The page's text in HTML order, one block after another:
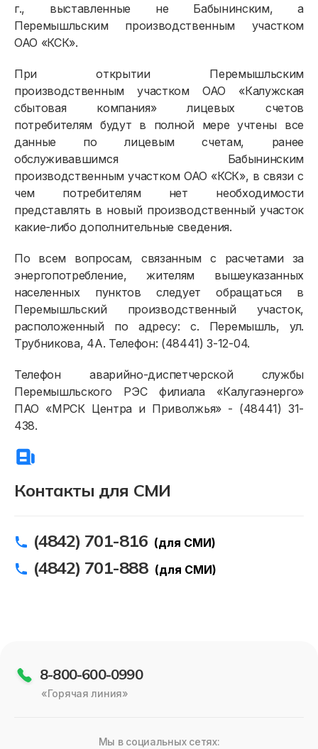
Контакты для СМИ
(4842) 701-816 (для СМИ)
(4842) 701-888 (для СМИ)
г., выставленные не Бабынинским, а
Перемышльским производственным участком
ОАО «КСК».
При открытии Перемышльским
производственным участком ОАО «Калужская
сбытовая компания» лицевых счетов
потребителям будут в полной мере учтены все
данные по лицевым счетам, ранее
обслуживавшимся Бабынинским
производственным участком ОАО «КСК», в связи с
чем потребителям нет необходимости
представлять в новый производственный участок
какие-либо дополнительные сведения.
По всем вопросам, связанным с расчетами за
энергопотребление, жителям вышеуказанных
населенных пунктов следует обращаться в
Перемышльский производственный участок,
расположенный по адресу: с. Перемышль, ул.
Трубникова, 4А. Телефон: (48441) 3-12-04.
Телефон аварийно-диспетчерской службы
Перемышльского РЭС филиала «Калугаэнерго»
ПАО «МРСК Центра и Приволжья» - (48441) 31-
438.
8-800-600-0990
«Горячая линия»
Мы в социальных сетях:
Физическим лицам
Договор энергоснабжения
Расчёты и оплата
Приборы учёта и показания
Должникам
Онлайн-сервисы
Полезное